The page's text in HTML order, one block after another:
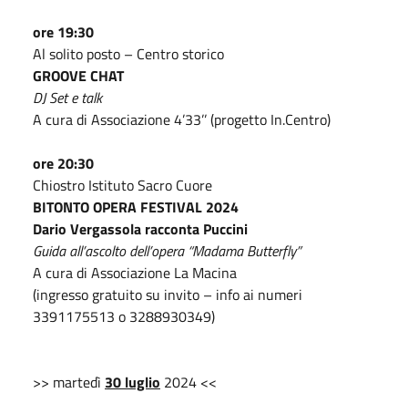
ore 19:30
Al solito posto – Centro storico
GROOVE CHAT
DJ Set e talk
A cura di Associazione 4’33’’ (progetto In.Centro)
ore 20:30
Chiostro Istituto Sacro Cuore
BITONTO OPERA FESTIVAL 2024
Dario Vergassola racconta Puccini
Guida all’ascolto dell’opera “Madama Butterfly”
A cura di Associazione La Macina
(ingresso gratuito su invito – info ai numeri
3391175513 o 3288930349)
>> martedì 30 luglio 2024 <<